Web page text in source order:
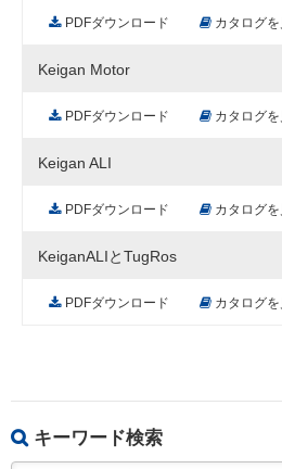
PDFダウンロード カタログを
Keigan Motor
PDFダウンロード カタログを
Keigan ALI
PDFダウンロード カタログを
KeiganALIとTugRos
PDFダウンロード カタログを
キーワード検索